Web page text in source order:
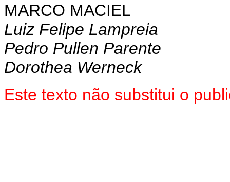
MARCO MACIEL
Luiz Felipe Lampreia
Pedro Pullen Parente
Dorothea Werneck
Este texto não substitui o